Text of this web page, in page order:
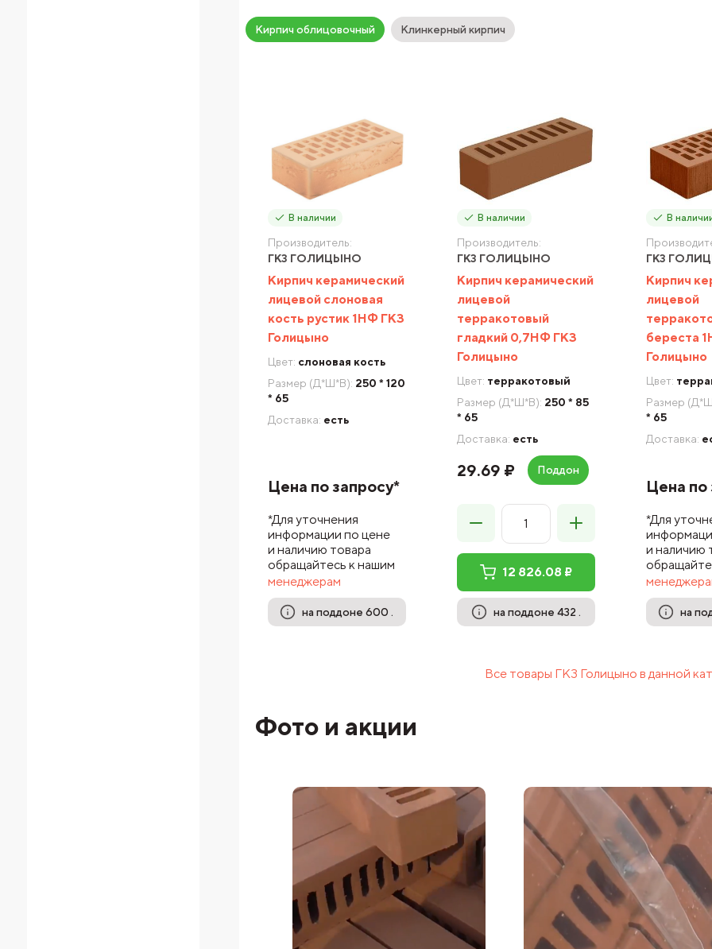
Кирпич облицовочный Клинкерный кирпич
В наличии
Производитель:
ГКЗ ГОЛИЦЫНО
Кирпич керамический
лицевой слоновая
кость рустик 1НФ ГКЗ
Голицыно
Цвет: слоновая кость
Размер (Д*Ш*В): 250 * 120
* 65
Доставка: есть
Цена по запросу*
*Для уточнения
информации по цене
и наличию товара
обращайтесь к нашим
менеджерам
на поддоне 600 .
В наличии
Производитель:
ГКЗ ГОЛИЦЫНО
Кирпич керамический
лицевой
терракотовый
гладкий 0,7НФ ГКЗ
Голицыно
Цвет: терракотовый
Размер (Д*Ш*В): 250 * 85
* 65
Доставка: есть
29.69 ₽ Поддон
12 826.08 ₽
на поддоне 432 .
В
ГКЗ
Кирпич
лицевой
береста
Голицыно
Цвет:
Размер
* 65
Доставка:
Цена по
*Для
и наличию
на
Все товары ГКЗ Голицыно в данной
Фото и акции